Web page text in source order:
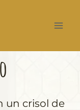
un crisol de